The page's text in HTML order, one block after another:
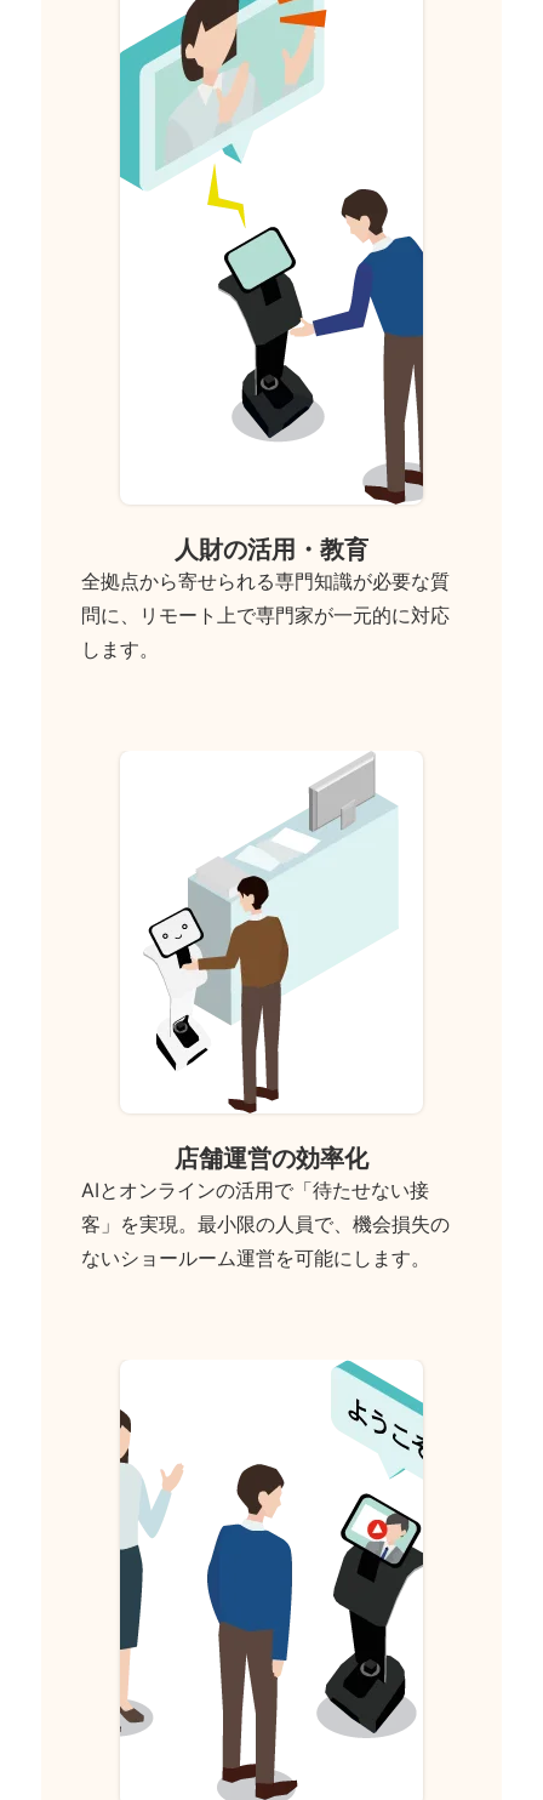
人財の活用・教育
全拠点から寄せられる専門知識が必要な質
問に、リモート上で専門家が一元的に対応
します。
店舗運営の効率化
AIとオンラインの活用で「待たせない接
客」を実現。最小限の人員で、機会損失の
ないショールーム運営を可能にします。